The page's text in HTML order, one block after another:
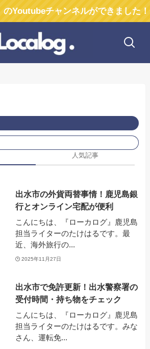
チャンネルができました！チ
人気記事
出水市の外貨両替事情！鹿児島銀
行とオンライン宅配が便利
こんにちは、『ローカログ』鹿児島
担当ライターのたけはるです。最
近、海外旅行の...
2025年11月27日
出水市で免許更新！出水警察署の
受付時間・持ち物をチェック
こんにちは、『ローカログ』鹿児島
担当ライターのたけはるです。みな
さん、運転免...